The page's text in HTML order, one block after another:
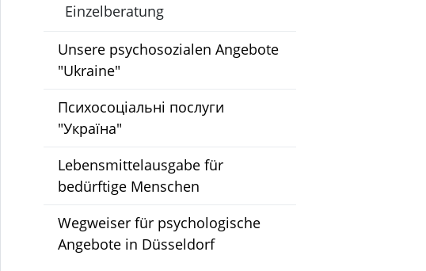
Einzelberatung
Unsere psychosozialen Angebote
"Ukraine"
Психосоціальні послуги
"Україна"
Lebensmittelausgabe für
bedürftige Menschen
Wegweiser für psychologische
Angebote in Düsseldorf